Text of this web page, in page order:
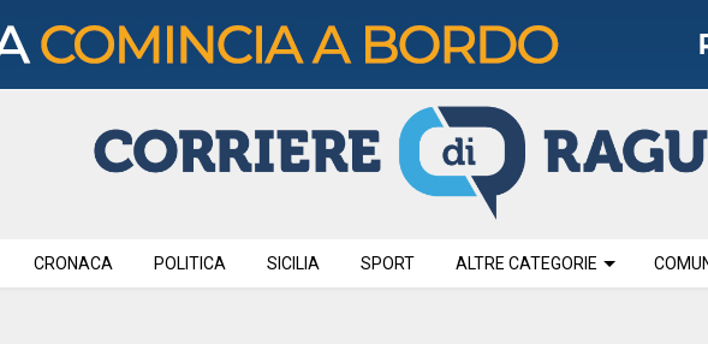
CRONACA POLITICA SICILIA SPORT ALTRE CATEGORIE